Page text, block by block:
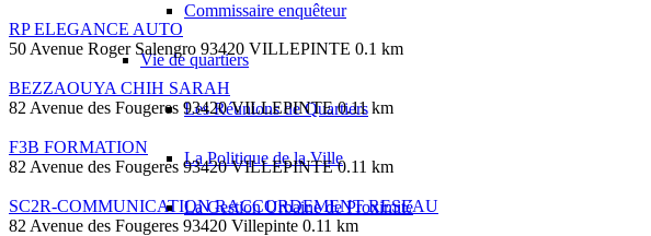
Commissaire enquêteur
Vie de quartiers
Les Réunions de Quartiers
La Politique de la Ville
La Gestion Urbaine de Proximité
RP ELEGANCE AUTO
50 Avenue Roger Salengro 93420 VILLEPINTE 0.1 km
BEZZAOUYA CHIH SARAH
82 Avenue des Fougeres 93420 VILLEPINTE 0.11 km
F3B FORMATION
82 Avenue des Fougeres 93420 VILLEPINTE 0.11 km
SC2R-COMMUNICATION RACCORDEMENT RESEAU
82 Avenue des Fougeres 93420 Villepinte 0.11 km